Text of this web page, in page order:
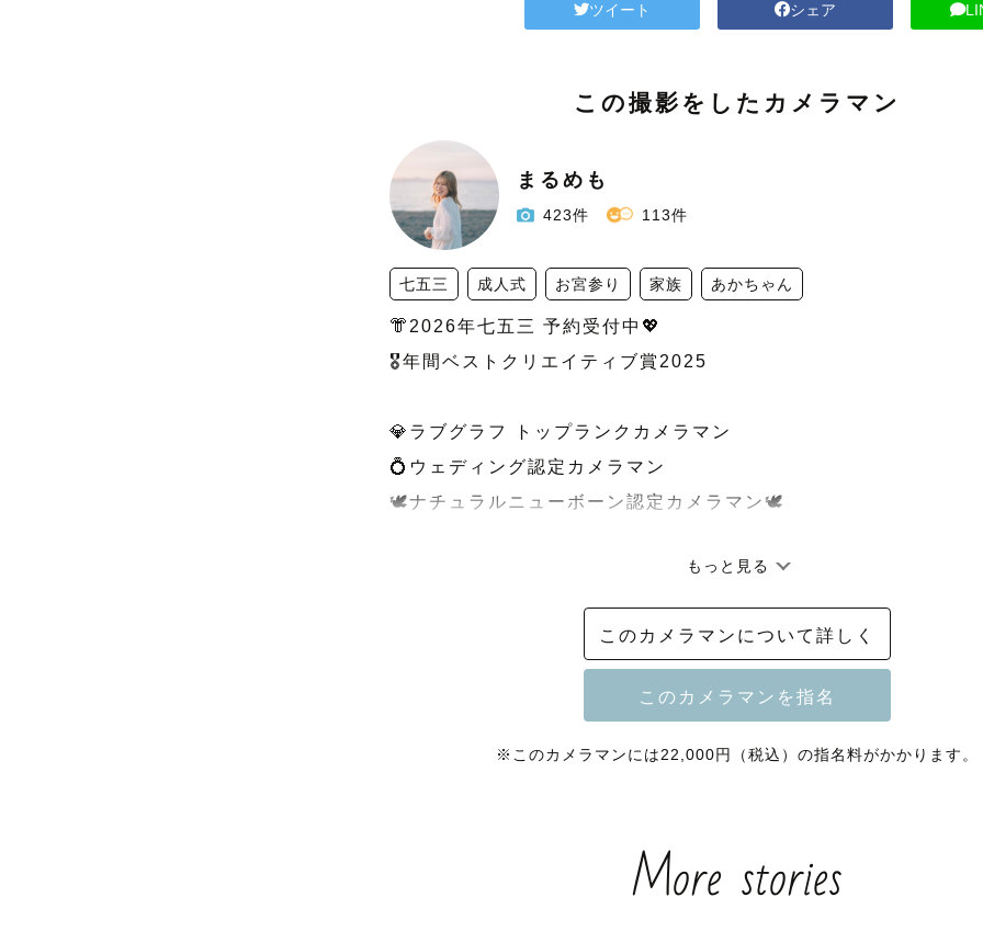
ツイート シェア
この撮影をしたカメラマン
まるめも
423件 113件
七五三 成人式 お宮参り 家族 あかちゃん
👘2026年七五三 予約受付中💖
🎖️年間ベストクリエイティブ賞2025
💎ラブグラフ トップランクカメラマン
💍ウェディング認定カメラマン
🕊️ナチュラルニューボーン認定カメラマン🕊️
👘2026年 七五三予約受付中
一年で一番予約が埋まりやすいシーズンですので、気になる方はお
もっと見る
このカメラマンについて詳しく
※このカメラマンには22,000円（税込）の指名料がかかります。
More stories